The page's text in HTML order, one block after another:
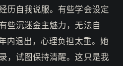
历自我说服。有些学会设定
些沉迷金主魅力，无法自
内退出，心理负担太重。她
，试图保持清醒。这只是我